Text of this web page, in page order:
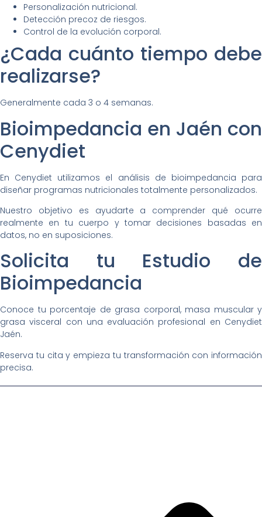
Personalización nutricional.
Detección precoz de riesgos.
Control de la evolución corporal.
¿Cada cuánto tiempo debe
realizarse?
Generalmente cada 3 o 4 semanas.
Bioimpedancia en Jaén con
Cenydiet
En Cenydiet utilizamos el análisis de bioimpedancia para
diseñar programas nutricionales totalmente personalizados.
Nuestro objetivo es ayudarte a comprender qué ocurre
realmente en tu cuerpo y tomar decisiones basadas en
datos, no en suposiciones.
Solicita tu Estudio de
Bioimpedancia
Conoce tu porcentaje de grasa corporal, masa muscular y
grasa visceral con una evaluación profesional en Cenydiet
Jaén.
Reserva tu cita y empieza tu transformación con información
precisa.